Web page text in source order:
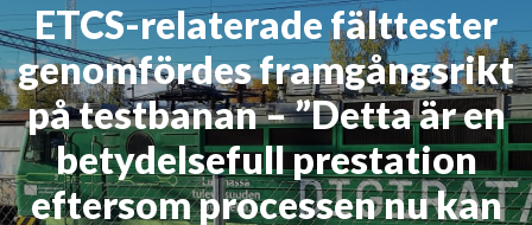
ETCS-relaterade fälttester
genomfördes framgångsrikt
på testbanan – ”Detta är en
betydelsefull prestation
eftersom processen nu kan